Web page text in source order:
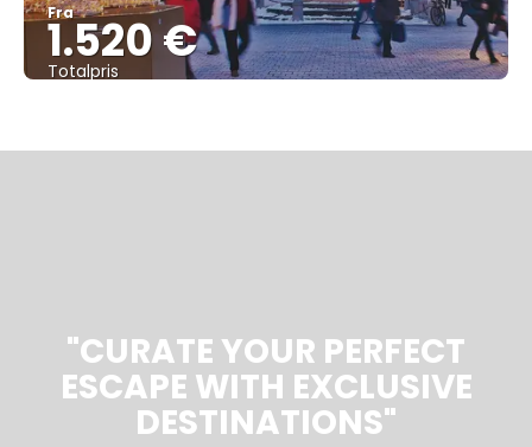
Fra
1.520 €
Totalpris
"CURATE YOUR PERFECT
ESCAPE WITH EXCLUSIVE
DESTINATIONS"